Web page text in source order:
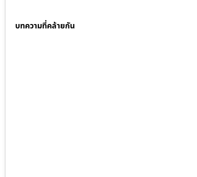
บทความที่คล้ายกัน